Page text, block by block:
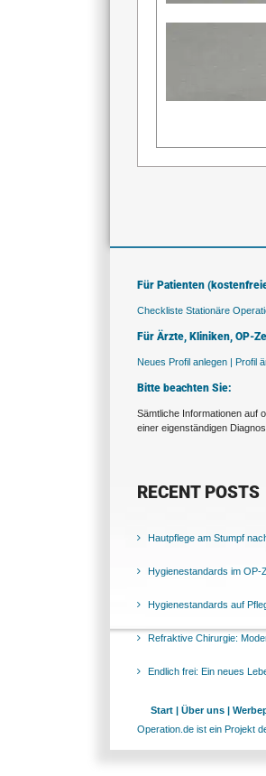
Für Patienten
Checkliste Stationäre
Für Ärzte, Kliniken, OP-
Neues Profil anlegen | Profil
Bitte beachten Sie:
Sämtliche Informationen auf
einer eigenständigen
RECENT POSTS
Hautpflege am Stumpf
Hygienestandards im
Hygienestandards auf
Refraktive Chirurgie:
Endlich frei: Ein neues
Start | Über uns |
Operation.de ist ein Projekt